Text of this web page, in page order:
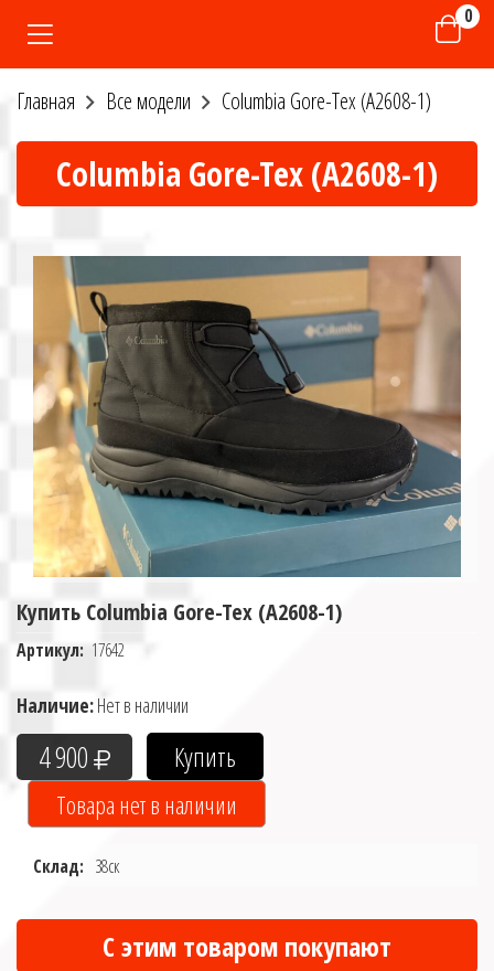
0
Главная Все модели Columbia Gore-Tex (A2608-1)
Columbia Gore-Tex (A2608-1)
Купить Columbia Gore-Tex (A2608-1)
Артикул: 17642
Наличие:Нет в наличии
4 900
Склад: 38ск
С этим товаром покупают